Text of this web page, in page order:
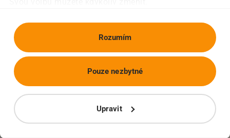
Rozumím
Upravit
Pouze nezbytné